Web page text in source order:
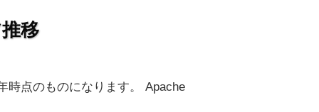
移
時点のものになります。 Apache